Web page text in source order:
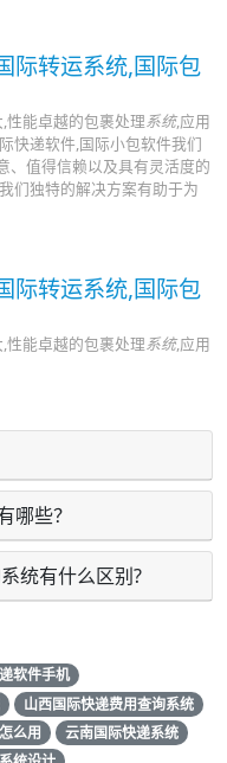
际转运系统,国际包
性能卓越的包裹处理系统,应用
快递软件,国际小包软件我们
、值得信赖以及具有灵活度的
们独特的解决方案有助于为
际转运系统,国际包
性能卓越的包裹处理系统,应用
哪些？
统有什么区别?
软件手机
山西国际快递费用查询系统
么用
云南国际快递系统